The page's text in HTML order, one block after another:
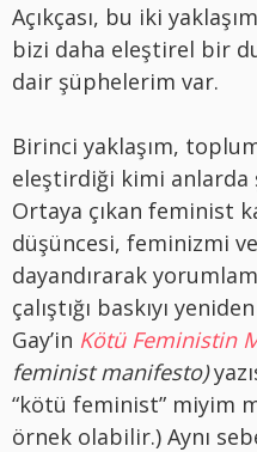
Açıkçası, bu iki
bizi daha eleştirel bir
dair şüphelerim var.
Birinci yaklaşım,
eleştirdiği kimi anlarda
Ortaya çıkan feminist
düşüncesi, feminizmi
dayandırarak
çalıştığı baskıyı
Gay’in Kötü Feministin
feminist manifesto)
“kötü feminist” miyim
örnek olabilir.) Aynı